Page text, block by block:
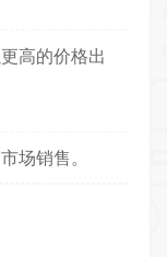
高的价格出
场销售。